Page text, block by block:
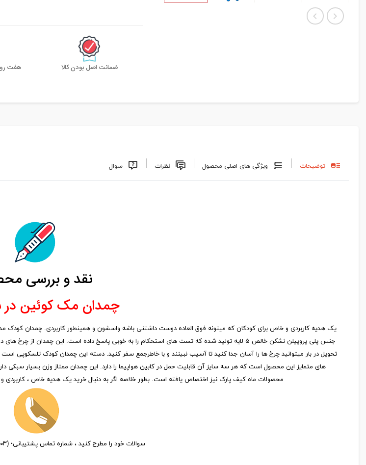
ضمانت اصل بودن کالا هفت
توضیحات ویژگی های اصلی محصول نظرات سوال
نقد و بررسی
چمدان مک کوئین در
تحویل در بار میتوانید چرخ ها را آسان جدا کنید تا آسیب نبینند و با خاطرجمع سفر کنید. دسته این چمدان کودک تلسکوپی
های متمایز این محصول است که هر سه سایز آن قابلیت حمل در کابین هواپیما را دارد. این چمدان ممتاز وزن بسیار
محصولات ماه کیف پارک نیز اختصاص یافته است. بطور خلاصه اگر به دنبال خرید یک هدیه خاص ، کاربردی
سوالات خود را مطرح کنید ، شماره تماس پشتیبانی؛ (۰۹۲۲۱۲۰۳۷۰۳ یا ۰۳۱۳۲۲۳۸۵۱۸)